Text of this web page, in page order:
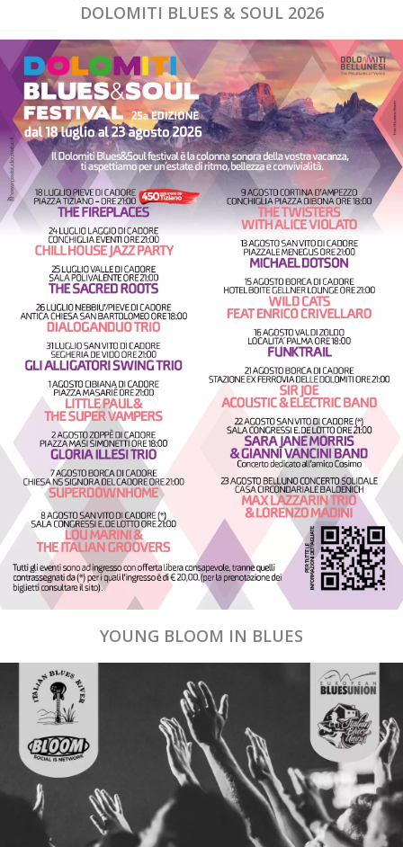
DOLOMITI BLUES & SOUL 2026
YOUNG BLOOM IN BLUES